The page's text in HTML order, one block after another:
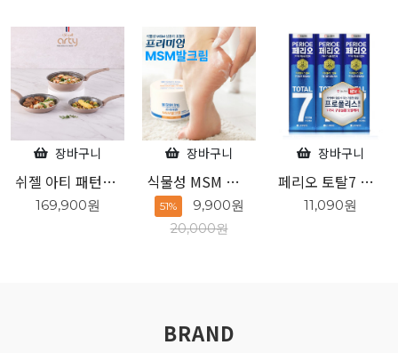
장바구니
식물성 MSM 성분 프리미엄 발크림
51% 9,900원
장바구니
페리오 토탈7 오리지널 140g 3개입
11,090원
장바구니
엘라스틴 샴푸하듯 10분 간편염색 80g 흑갈색
7,760원
BRAND